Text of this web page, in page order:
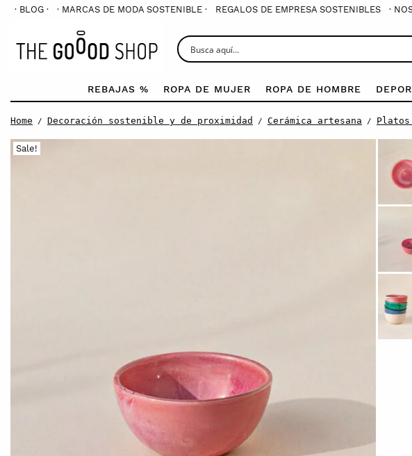
· BLOG · · MARCAS DE MODA SOSTENIBLE · REGALOS DE EMPRESA SOSTENIBLES ·
REBAJAS % ROPA DE MUJER ROPA DE HOMBRE
Home / Decoración sostenible y de proximidad / Cerámica artesana / Platos
Sale!